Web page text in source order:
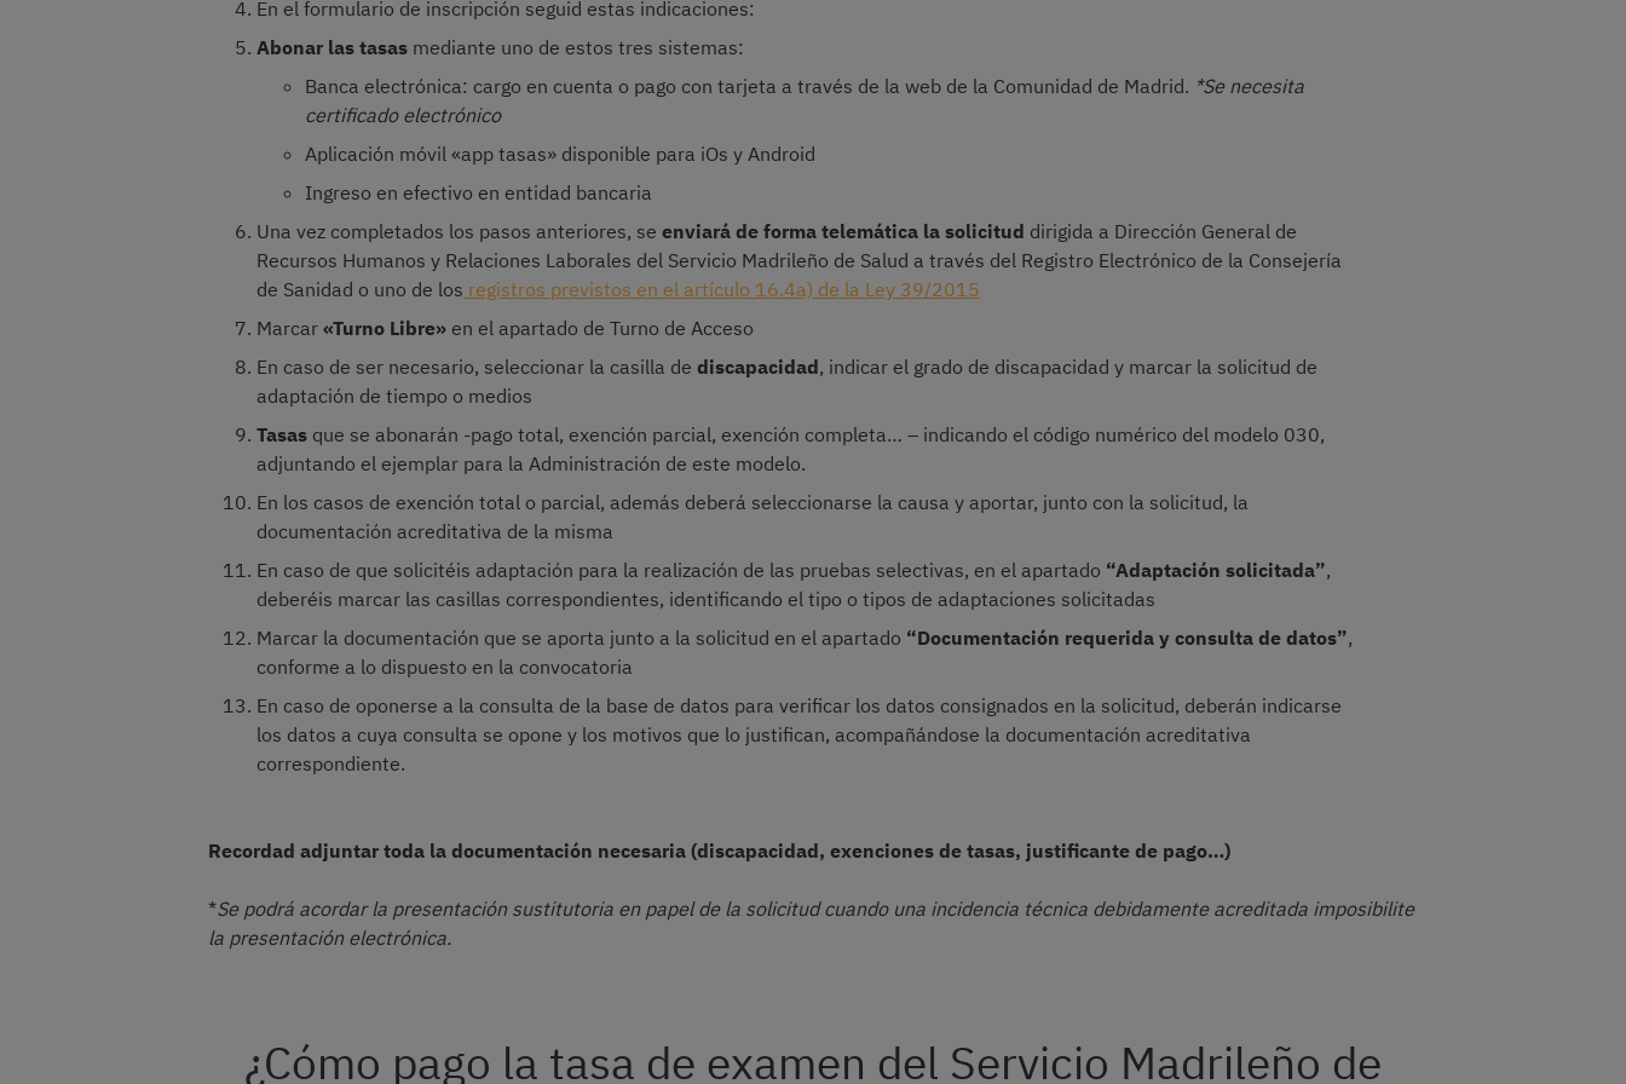
En el formulario de inscripción seguid estas indicaciones:
Abonar las tasas mediante uno de estos tres sistemas:
Banca electrónica: cargo en cuenta o pago con tarjeta a través de la web de la Comunidad de Madrid. *Se necesita
certificado electrónico
Aplicación móvil «app tasas» disponible para iOs y Android
Ingreso en efectivo en entidad bancaria
Una vez completados los pasos anteriores, se enviará de forma telemática la solicitud dirigida a Dirección General de
Recursos Humanos y Relaciones Laborales del Servicio Madrileño de Salud a través del Registro Electrónico de la Consejería
de Sanidad o uno de los registros previstos en el artículo 16.4a) de la Ley 39/2015
Marcar «Turno Libre» en el apartado de Turno de Acceso
En caso de ser necesario, seleccionar la casilla de discapacidad, indicar el grado de discapacidad y marcar la solicitud de
adaptación de tiempo o medios
Tasas que se abonarán -pago total, exención parcial, exención completa… – indicando el código numérico del modelo 030,
adjuntando el ejemplar para la Administración de este modelo.
En los casos de exención total o parcial, además deberá seleccionarse la causa y aportar, junto con la solicitud, la
documentación acreditativa de la misma
En caso de que solicitéis adaptación para la realización de las pruebas selectivas, en el apartado “Adaptación solicitada”,
deberéis marcar las casillas correspondientes, identificando el tipo o tipos de adaptaciones solicitadas
Marcar la documentación que se aporta junto a la solicitud en el apartado “Documentación requerida y consulta de datos”,
conforme a lo dispuesto en la convocatoria
En caso de oponerse a la consulta de la base de datos para verificar los datos consignados en la solicitud, deberán indicarse
los datos a cuya consulta se opone y los motivos que lo justifican, acompañándose la documentación acreditativa
correspondiente.
Recordad adjuntar toda la documentación necesaria (discapacidad, exenciones de tasas, justificante de pago…)
*Se podrá acordar la presentación sustitutoria en papel de la solicitud cuando una incidencia técnica debidamente acreditada imposibilite
la presentación electrónica.
¿Cómo pago la tasa de examen del Servicio Madrileño de